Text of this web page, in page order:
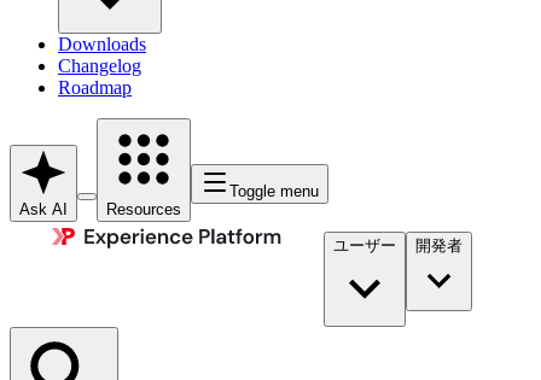
Downloads
Changelog
Roadmap
Ask AI Resources
Toggle menu
ユーザー 開発者​